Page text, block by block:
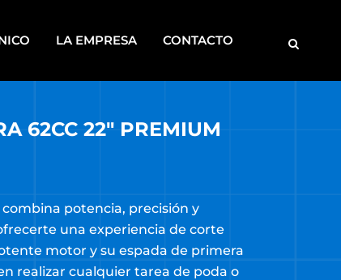
MOTOBOMBAS
DISCONTINUOS
LA EMPRESA CONTACTO
62CC 22″ PREMIUM
potencia, precisión y
una experiencia de corte
motor y su espada de primera
realizar cualquier tarea de poda o